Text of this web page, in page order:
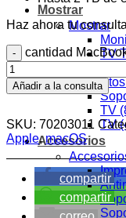
Mostrar
Mostrar
TV
TV
TV
Accesorios
Haz ahora tu
cantidad
Añadir a la consulta
SKU: 70203011
Apple,macOS
compartir
compartir